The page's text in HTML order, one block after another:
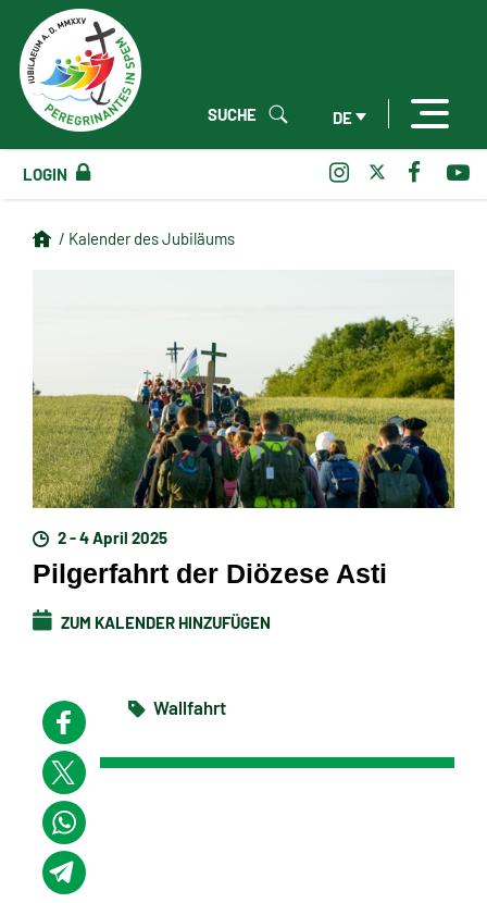
DE
SUCHE
LOGIN
/ Kalender des Jubiläums
2 - 4 April 2025
Pilgerfahrt der Diözese Asti
ZUM KALENDER HINZUFÜGEN
Wallfahrt